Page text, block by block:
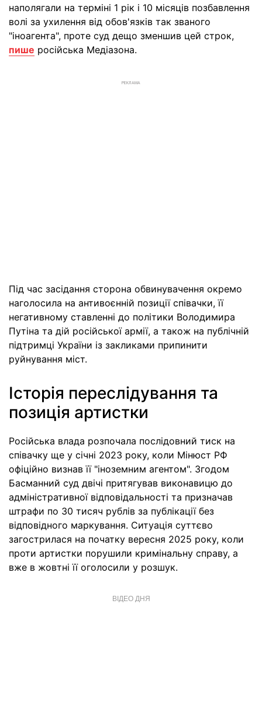
наполягали на терміні 1 рік і 10 місяців позбавлення
волі за ухилення від обов'язків так званого
"іноагента", проте суд дещо зменшив цей строк,
пише російська Медіазона.
РЕКЛАМА
Під час засідання сторона обвинувачення окремо
наголосила на антивоєнній позиції співачки, її
негативному ставленні до політики Володимира
Путіна та дій російської армії, а також на публічній
підтримці України із закликами припинити
руйнування міст.
Історія переслідування та
позиція артистки
Російська влада розпочала послідовний тиск на
співачку ще у січні 2023 року, коли Мінюст РФ
офіційно визнав її "іноземним агентом". Згодом
Басманний суд двічі притягував виконавицю до
адміністративної відповідальності та призначав
штрафи по 30 тисяч рублів за публікації без
відповідного маркування. Ситуація суттєво
загострилася на початку вересня 2025 року, коли
проти артистки порушили кримінальну справу, а
вже в жовтні її оголосили у розшук.
ВІДЕО ДНЯ